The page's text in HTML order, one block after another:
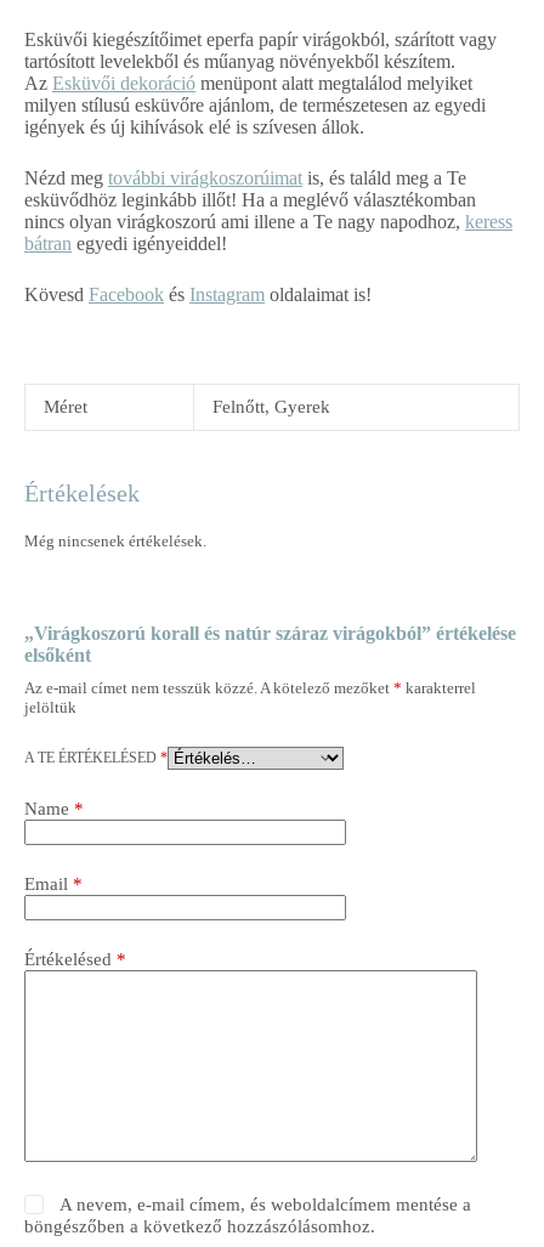
Esküvői kiegészítőimet eperfa papír virágokból, szárított vagy
tartósított levelekből és műanyag növényekből készítem.
Az Esküvői dekoráció menüpont alatt megtalálod melyiket
milyen stílusú esküvőre ajánlom, de természetesen az egyedi
igények és új kihívások elé is szívesen állok.
Nézd meg további virágkoszorúimat is, és találd meg a Te
esküvődhöz leginkább illőt! Ha a meglévő választékomban
nincs olyan virágkoszorú ami illene a Te nagy napodhoz, keress
bátran egyedi igényeiddel!
Kövesd Facebook és Instagram oldalaimat is!
Méret Felnőtt, Gyerek
Értékelések
Még nincsenek értékelések.
„Virágkoszorú korall és natúr száraz virágokból” értékelése
elsőként
Az e-mail címet nem tesszük közzé.A kötelező mezőket * karakterrel
jelöltük
A TE ÉRTÉKELÉSED *
Name *
Email *
Értékelésed *
A nevem, e-mail címem, és weboldalcímem mentése a
böngészőben a következő hozzászólásomhoz.